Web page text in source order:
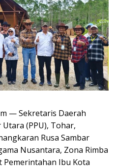
— Sekretaris Daerah
(PPU), Tohar,
Rusa Sambar
Nusantara, Zona Rimba
Pemerintahan Ibu Kota